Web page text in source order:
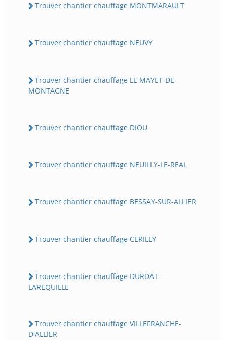
Trouver chantier chauffage MONTMARAULT
Trouver chantier chauffage NEUVY
Trouver chantier chauffage LE MAYET-DE-
MONTAGNE
Trouver chantier chauffage DIOU
Trouver chantier chauffage NEUILLY-LE-REAL
Trouver chantier chauffage BESSAY-SUR-ALLIER
Trouver chantier chauffage CERILLY
Trouver chantier chauffage DURDAT-
LAREQUILLE
Trouver chantier chauffage VILLEFRANCHE-
D'ALLIER